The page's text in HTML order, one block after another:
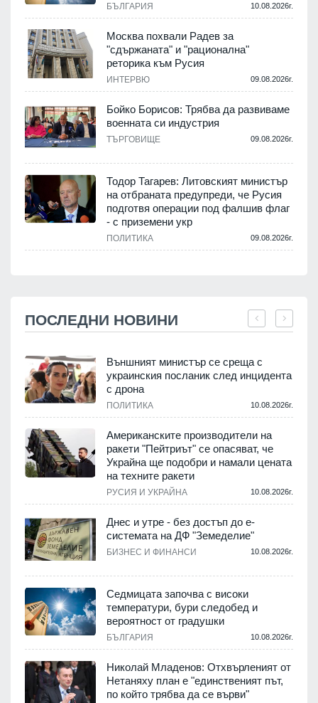
БЪЛГАРИЯ 10.08.2026г.
Москва похвали Радев за
"сдържаната" и "рационална"
реторика към Русия
ИНТЕРВЮ 09.08.2026г.
Бойко Борисов: Трябва да развиваме
военната си индустрия
ТЪРГОВИЩЕ 09.08.2026г.
Тодор Тагарев: Литовският министър
на отбраната предупреди, че Русия
подготвя операции под фалшив флаг
- с приземени укр
ПОЛИТИКА 09.08.2026г.
ПОСЛЕДНИ НОВИНИ
Външният министър се среща с
украинския посланик след инцидента
с дрона
ПОЛИТИКА 10.08.2026г.
Американските производители на
ракети "Пейтриът" се опасяват, че
Украйна ще подобри и намали цената
на техните ракети
РУСИЯ И УКРАЙНА 10.08.2026г.
Днес и утре - без достъп до е-
системата на ДФ "Земеделие"
БИЗНЕС И ФИНАНСИ 10.08.2026г.
Седмицата започва с високи
температури, бури следобед и
вероятност от градушки
БЪЛГАРИЯ 10.08.2026г.
Николай Младенов: Отхвърленият от
Нетаняху план е "единственият път,
по който трябва да се върви"